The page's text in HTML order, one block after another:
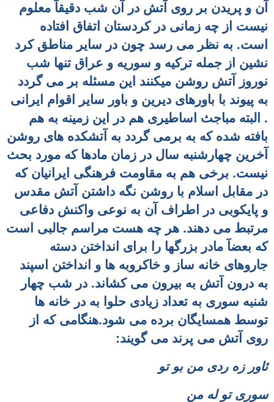
آن و پریدن بر روی آتش در آن شب دقیقآ معلوم
نیست از چه زمانی در کردستان اتفاق افتاده
است. به نظر می رسد چون در سایر مناطق کرد
نشین از جمله ترکیه و سوریه و عراق تنها شب
نوروز آتش روشن میکنند این مسئله بر می گردد
به پیوند با باورهای دیرین و باور سایر اقوام ایرانی
. البته مباجث اساطیری هم در این زمینه به هم
بافته شده که به برمی گردد به آتشکده های روشن
آخرین چهارشنبه سال در زمان مادها که مورد بحث
نیست. برخی هم به مقاومت فرهنگی ایرانیان که
در مقابل اسلام با روشن نگه داشتن آتش مقدس
و پایکوبی در اطراف آن به نوعی واکنش دفاعی
مرتبط می دهند. هر چه هست مراسم جالبی است
که بعضآ مادر بزرگها را برای انداختن دسته
جاروهای خانه ساز و خاکروبه ها و انداختن اسپند
به درون آتش به بیرون می کشاند. در شب چهار
شنبه سوری به تعداد زیادی حلوا به در خانه ها
توسط همسایگان برده می شود.هنگامی که از
روی آتش می پرند می گویند:
ئاور زه ردی من بو تو
سوری تو له من